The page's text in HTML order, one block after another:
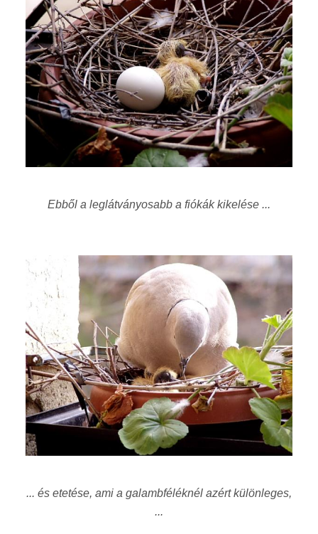
Ebből a leglátványosabb a fiókák kikelése ...
... és etetése, ami a galambféléknél azért különleges,
...